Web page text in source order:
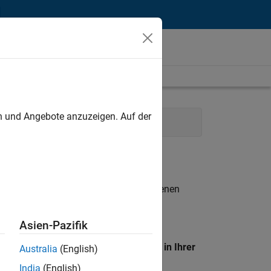
Business Model Team
. Wenn Sie noch immer keine offenen
unseres
Standort, um alle Stellenangebote in Ihrer
Angebote anzuzeigen. Auf der
Asien-Pazifik
Australia (English)
India (English)